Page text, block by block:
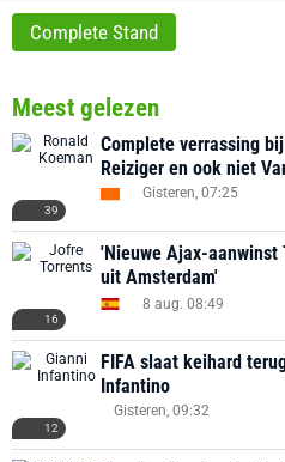
Complete Stand
Meest gelezen
39
Complete verrassing
Reiziger en ook niet
Gisteren, 07:25
16
'Nieuwe Ajax-
uit Amsterdam'
8 aug. 08:49
12
FIFA slaat keihard
Infantino
Gisteren, 09:32